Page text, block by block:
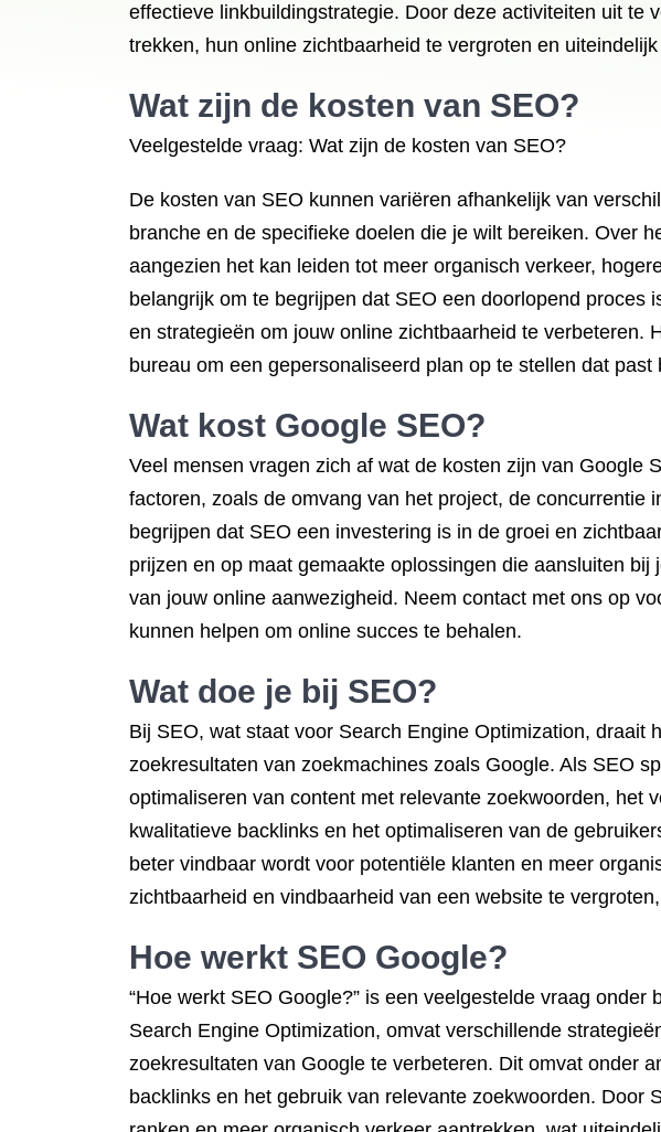
effectieve linkbuildingstrategie. Door deze activiteiten uit te
trekken, hun online zichtbaarheid te vergroten en
Wat zijn de kosten van SEO?
Veelgestelde vraag: Wat zijn de kosten van SEO?
De kosten van SEO kunnen variëren afhankelijk van
branche en de specifieke doelen die je wilt bereiken. Over
aangezien het kan leiden tot meer organisch verkeer,
belangrijk om te begrijpen dat SEO een doorlopend
en strategieën om jouw online zichtbaarheid te verbeteren.
bureau om een gepersonaliseerd plan op te stellen dat
Wat kost Google SEO?
Veel mensen vragen zich af wat de kosten zijn van Google
factoren, zoals de omvang van het project, de
begrijpen dat SEO een investering is in de groei en
prijzen en op maat gemaakte oplossingen die aansluiten
van jouw online aanwezigheid. Neem contact met ons op
kunnen helpen om online succes te behalen.
Wat doe je bij SEO?
Bij SEO, wat staat voor Search Engine Optimization,
zoekresultaten van zoekmachines zoals Google. Als SEO
optimaliseren van content met relevante zoekwoorden, het
kwalitatieve backlinks en het optimaliseren van de
beter vindbaar wordt voor potentiële klanten en meer
zichtbaarheid en vindbaarheid van een website te
Hoe werkt SEO Google?
“Hoe werkt SEO Google?” is een veelgestelde vraag
Search Engine Optimization, omvat verschillende
zoekresultaten van Google te verbeteren. Dit omvat onder
backlinks en het gebruik van relevante zoekwoorden.